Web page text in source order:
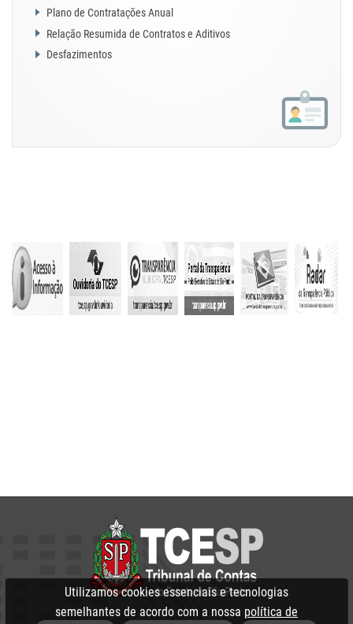
Plano de Contratações Anual
Relação Resumida de Contratos e Aditivos
Desfazimentos
Utilizamos cookies essenciais e tecnologias
semelhantes de acordo com a nossa política de